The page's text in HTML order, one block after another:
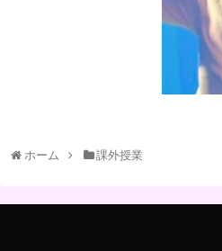
ホーム 課外授業